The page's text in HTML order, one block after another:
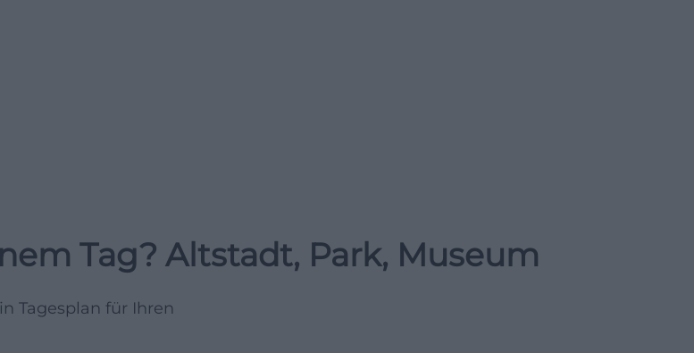
Tag? Altstadt, Park, Museum
Tagesplan für Ihren